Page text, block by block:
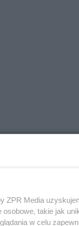
ZPR Media
takie jak
w celu